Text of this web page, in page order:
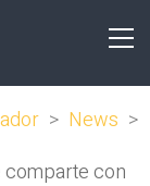
> News >
comparte con